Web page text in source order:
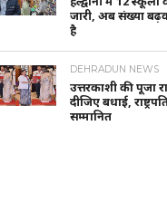
जारी, अब संख्या
है
DEHRADUN NEWS
उत्तरकाशी की पूजा
दीजिए बधाई,
सम्मानित